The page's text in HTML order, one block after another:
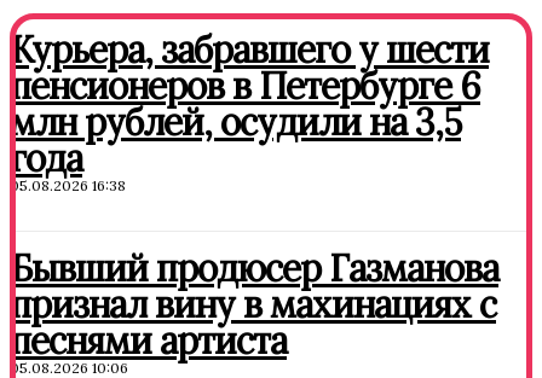
Курьера, забравшего у шести
пенсионеров в Петербурге 6
млн рублей, осудили на 3,5
года
05.08.2026 16:38
Бывший продюсер Газманова
признал вину в махинациях с
песнями артиста
05.08.2026 10:06